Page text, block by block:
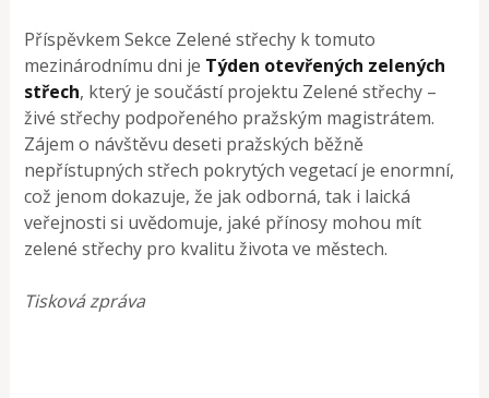
Příspěvkem Sekce Zelené střechy k tomuto
mezinárodnímu dni je Týden otevřených zelených
střech, který je součástí projektu Zelené střechy –
živé střechy podpořeného pražským magistrátem.
Zájem o návštěvu deseti pražských běžně
nepřístupných střech pokrytých vegetací je enormní,
což jenom dokazuje, že jak odborná, tak i laická
veřejnosti si uvědomuje, jaké přínosy mohou mít
zelené střechy pro kvalitu života ve městech.
Tisková zpráva